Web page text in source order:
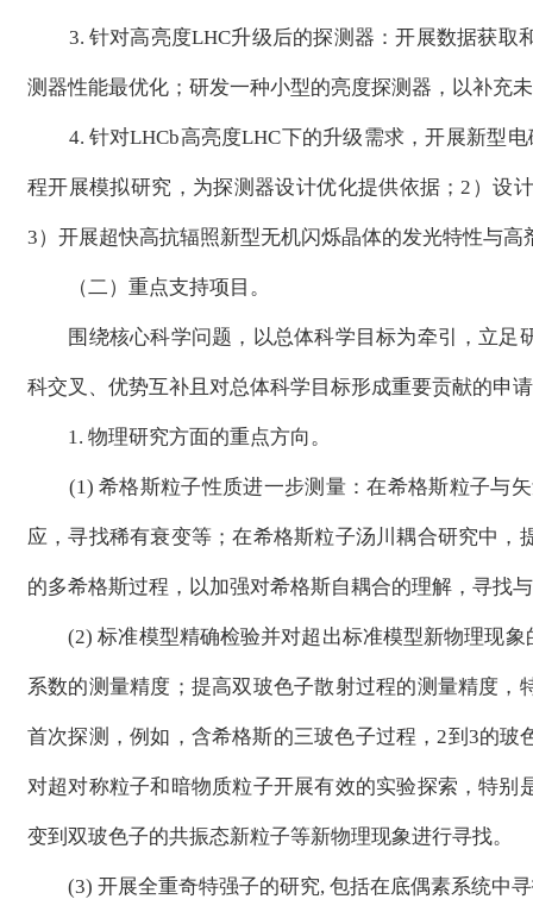
3. 针对高亮度LHC升级后的探测器：开展数据获取
测器性能最优化；研发一种小型的亮度探测器，以补充
4. 针对LHCb高亮度LHC下的升级需求，开展新型电
程开展模拟研究，为探测器设计优化提供依据；2）设
3）开展超快高抗辐照新型无机闪烁晶体的发光特性与高
（二）重点支持项目。
围绕核心科学问题，以总体科学目标为牵引，立足
科交叉、优势互补且对总体科学目标形成重要贡献的申
1. 物理研究方面的重点方向。
(1) 希格斯粒子性质进一步测量：在希格斯粒子与矢
应，寻找稀有衰变等；在希格斯粒子汤川耦合研究中
的多希格斯过程，以加强对希格斯自耦合的理解，寻找
(2) 标准模型精确检验并对超出标准模型新物理现象
系数的测量精度；提高双玻色子散射过程的测量精度
首次探测，例如，含希格斯的三玻色子过程，2到3的
对超对称粒子和暗物质粒子开展有效的实验探索，特
变到双玻色子的共振态新粒子等新物理现象进行寻找。
(3) 开展全重奇特强子的研究, 包括在底偶素系统中寻